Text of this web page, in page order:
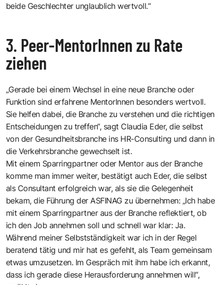
beide Geschlechter unglaublich wertvoll.“
3. Peer-MentorInnen zu Rate
ziehen
„Gerade bei einem Wechsel in eine neue Branche oder
Funktion sind erfahrene MentorInnen besonders wertvoll.
Sie helfen dabei, die Branche zu verstehen und die richtigen
Entscheidungen zu treffen“, sagt Claudia Eder, die selbst
von der Gesundheitsbranche ins HR-Consulting und dann in
die Verkehrsbranche gewechselt ist.
Mit einem Sparringpartner oder Mentor aus der Branche
komme man immer weiter, bestätigt auch Eder, die selbst
als Consultant erfolgreich war, als sie die Gelegenheit
bekam, die Führung der ASFINAG zu übernehmen: „Ich habe
mit einem Sparringpartner aus der Branche reflektiert, ob
ich den Job annehmen soll und schnell war klar: Ja.
Während meiner Selbstständigkeit war ich in der Regel
beratend tätig und mir hat es gefehlt, als Team gemeinsam
etwas umzusetzen. Im Gespräch mit ihm habe ich erkannt,
dass ich gerade diese Herausforderung annehmen will“,